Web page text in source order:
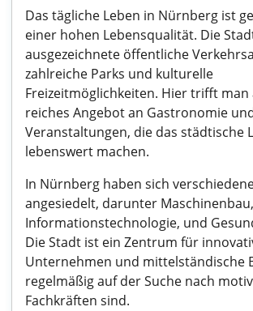
Das tägliche Leben in Nürnberg ist
einer hohen Lebensqualität. Die
ausgezeichnete öffentliche
zahlreiche Parks und kulturelle
Freizeitmöglichkeiten. Hier trifft man
reiches Angebot an Gastronomie
Veranstaltungen, die das städtische
lebenswert machen.
In Nürnberg haben sich
angesiedelt, darunter Maschinenbau,
Informationstechnologie, und
Die Stadt ist ein Zentrum für
Unternehmen und mittelständische
regelmäßig auf der Suche nach
Fachkräften sind.